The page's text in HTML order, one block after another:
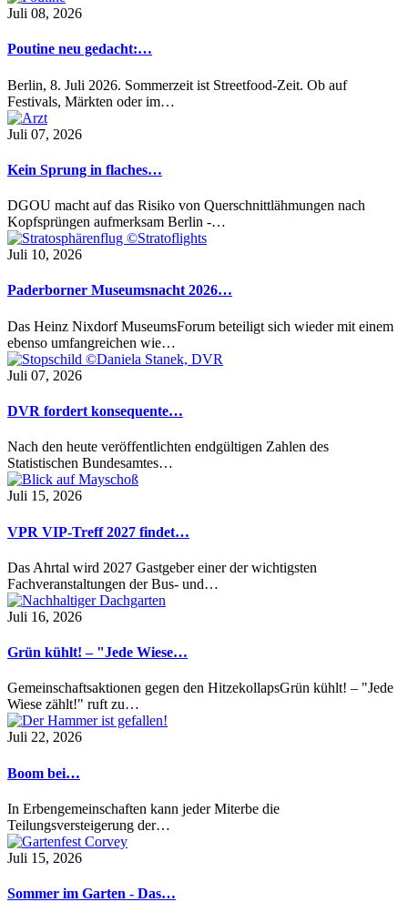
Juli 08, 2026
Poutine neu gedacht:…
Berlin, 8. Juli 2026. Sommerzeit ist Streetfood-Zeit. Ob auf
Festivals, Märkten oder im…
Juli 07, 2026
Kein Sprung in flaches…
DGOU macht auf das Risiko von Querschnittlähmungen nach
Kopfsprüngen aufmerksam Berlin -…
Juli 10, 2026
Paderborner Museumsnacht 2026…
Das Heinz Nixdorf MuseumsForum beteiligt sich wieder mit einem
ebenso umfangreichen wie…
Juli 07, 2026
DVR fordert konsequente…
Nach den heute veröffentlichten endgültigen Zahlen des
Statistischen Bundesamtes…
Juli 15, 2026
VPR VIP-Treff 2027 findet…
Das Ahrtal wird 2027 Gastgeber einer der wichtigsten
Fachveranstaltungen der Bus- und…
Juli 16, 2026
Grün kühlt! – "Jede Wiese…
Gemeinschaftsaktionen gegen den HitzekollapsGrün kühlt! – "Jede
Wiese zählt!" ruft zu…
Juli 22, 2026
Boom bei…
In Erbengemeinschaften kann jeder Miterbe die
Teilungsversteigerung der…
Juli 15, 2026
Sommer im Garten - Das…